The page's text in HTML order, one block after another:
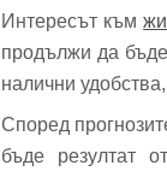
Интересът към
продължи да
налични
Според
бъде резултат